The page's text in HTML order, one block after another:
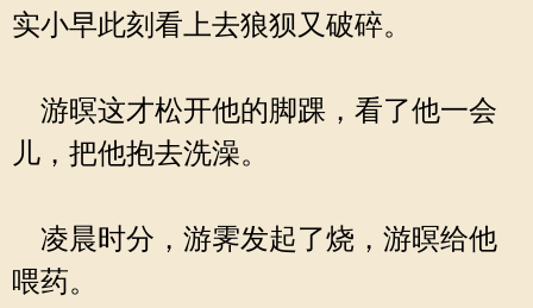
实小早此刻看上去狼狈又破碎。
游暝这才松开他的脚踝，看了他一会
儿，把他抱去洗澡。
凌晨时分，游霁发起了烧，游暝给他
喂药。